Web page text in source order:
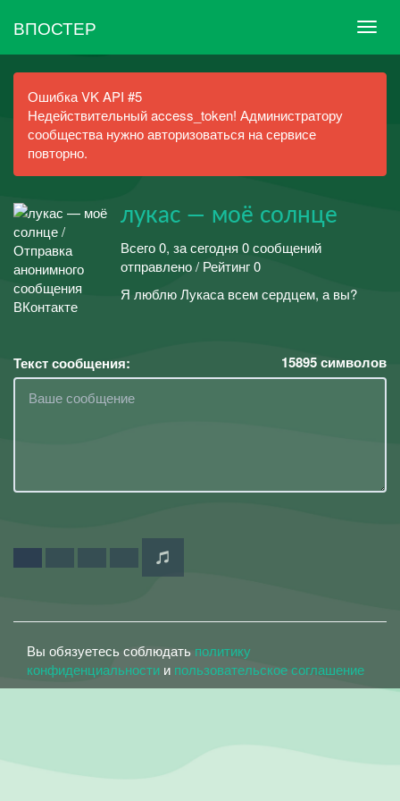
ВПОСТЕР
Ошибка VK API #5
Недействительный access_token! Администратору
сообщества нужно авторизоваться на сервисе
повторно.
лукас — моё солнце
Всего 0, за сегодня 0 сообщений
отправлено / Рейтинг 0
Я люблю Лукаса всем сердцем, а вы?
Текст сообщения: 15895символов
Вы обязуетесь соблюдать политику
конфиденциальности и пользовательское соглашение